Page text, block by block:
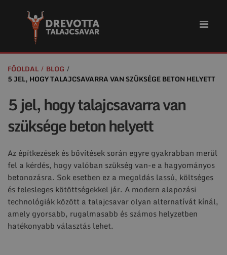
FŐOLDAL
BLOG
5 JEL, HOGY TALAJCSAVARRA VAN SZÜKSÉGE BETON HELYETT
5 jel, hogy talajcsavarra van
szüksége beton helyett
Az építkezések és bővítések során egyre gyakrabban merül
fel a kérdés, hogy valóban szükség van-e a hagyományos
betonozásra. Sok esetben ez a megoldás lassú, költséges
és felesleges kötöttségekkel jár. A modern alapozási
technológiák között a talajcsavar olyan alternatívát kínál,
amely gyorsabb, rugalmasabb és számos helyzetben
hatékonyabb választás lehet.